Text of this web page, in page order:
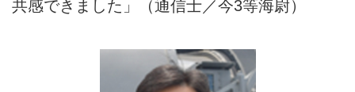
共感できました」（通信士／今3等海尉）